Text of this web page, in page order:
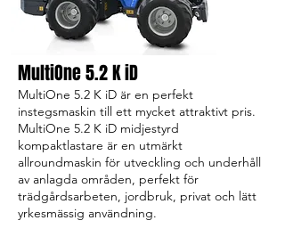
MultiOne 5.2 K iD
MultiOne 5.2 K iD är en perfekt
instegsmaskin till ett mycket attraktivt pris.
MultiOne 5.2 K iD midjestyrd
kompaktlastare är en utmärkt
allroundmaskin för utveckling och underhåll
av anlagda områden, perfekt för
trädgårdsarbeten, jordbruk, privat och lätt
yrkesmässig användning.